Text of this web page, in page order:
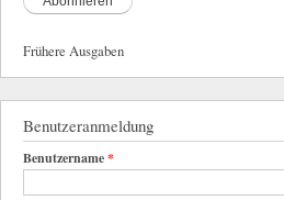
Frühere Ausgaben
Benutzeranmeldung
Benutzername*